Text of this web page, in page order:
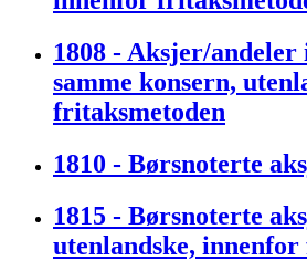
1808 - Aksjer/
samme konsern,
fritaksmetoden
1810 - Børsnoterte
1815 - Børsnoterte
utenlandske,